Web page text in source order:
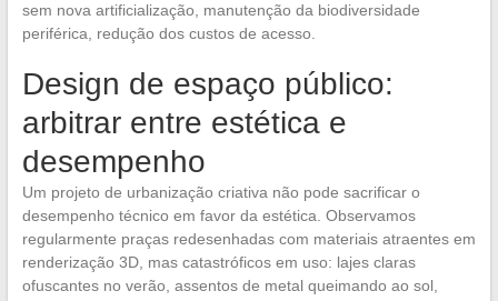
sem nova artificialização, manutenção da biodiversidade
periférica, redução dos custos de acesso.
Design de espaço público:
arbitrar entre estética e
desempenho
Um projeto de urbanização criativa não pode sacrificar o
desempenho técnico em favor da estética. Observamos
regularmente praças redesenhadas com materiais atraentes em
renderização 3D, mas catastróficos em uso: lajes claras
ofuscantes no verão, assentos de metal queimando ao sol,